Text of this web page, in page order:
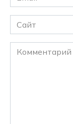
*
Сайт
Комментарий